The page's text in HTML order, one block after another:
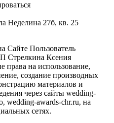
Неделина 27б, кв. 25
Сайте Пользователь
Стрелкина Ксения
права на использование,
создание производных
материалов и
через сайты wedding-
wedding-awards-chr.ru, на
сетях.